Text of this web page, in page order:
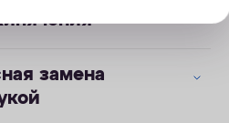
замена